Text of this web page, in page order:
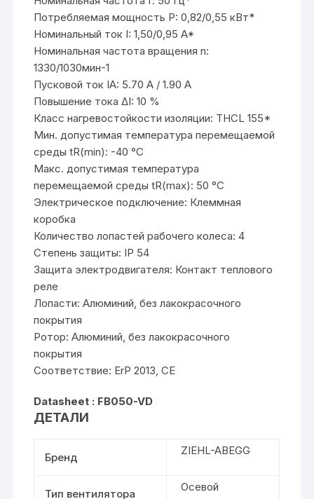
Потребляемая мощность P: 0,82/0,55 кВт*
Номинальный ток I: 1,50/0,95 A*
Номинальная частота вращения n:
1330/1030мин-1
Пусковой ток IA: 5.70 A / 1.90 A
Повышение тока ΔI: 10 %
Класс нагревостойкости изоляции: THCL 155*
Мин. допустимая температура перемещаемой
среды tR(min): -40 °C
Макс. допустимая температура
перемещаемой среды tR(max): 50 °C
Электрическое подключение: Клеммная
коробка
Количество лопастей рабочего колеса: 4
Степень защиты: IP 54
Защита электродвигателя: Контакт теплового
реле
Лопасти: Алюминий, без лакокрасочного
покрытия
Ротор: Алюминий, без лакокрасочного
покрытия
Соответствие: ErP 2013, CE
Datasheet : FB050-VD
ДЕТАЛИ
Бренд
ZIEHL-ABEGG
Тип вентилятора
Осевой